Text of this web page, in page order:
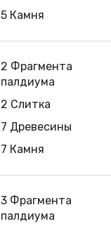
5 Камня
2 Фрагмента
палдиума
2 Слитка
7 Древесины
7 Камня
3 Фрагмента
палдиума